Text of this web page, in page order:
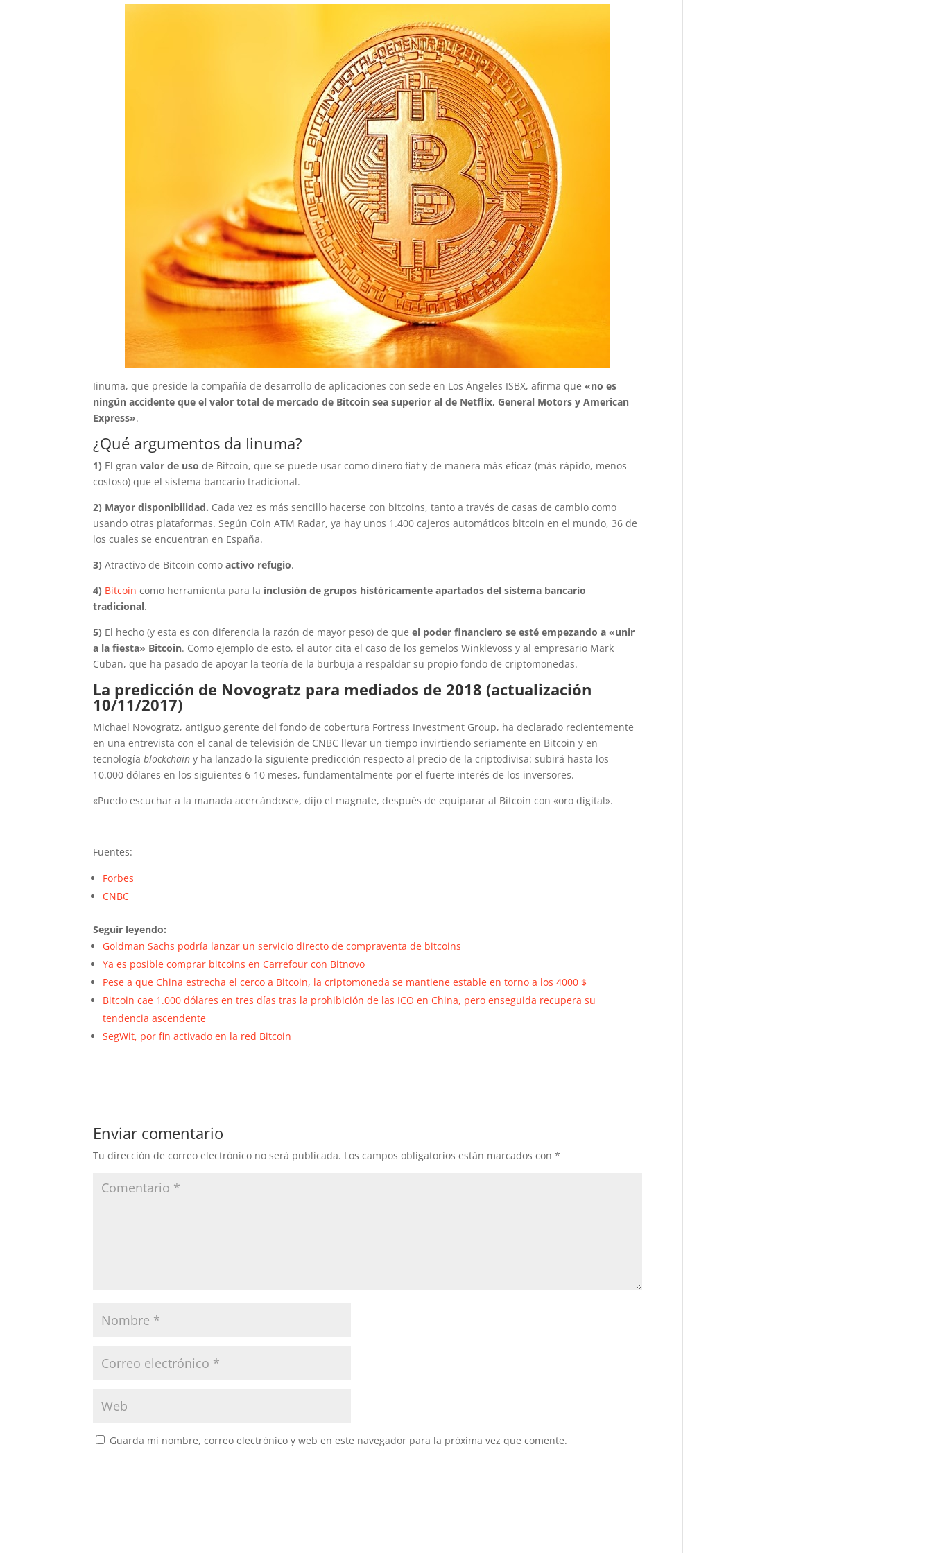
Iinuma, que preside la compañía de desarrollo de aplicaciones con sede en Los Ángeles ISBX, afirma que «no es
ningún accidente que el valor total de mercado de Bitcoin sea superior al de Netflix, General Motors y American
Express».
¿Qué argumentos da Iinuma?
1) El gran valor de uso de Bitcoin, que se puede usar como dinero fiat y de manera más eficaz (más rápido, menos
costoso) que el sistema bancario tradicional.
2) Mayor disponibilidad. Cada vez es más sencillo hacerse con bitcoins, tanto a través de casas de cambio como
usando otras plataformas. Según Coin ATM Radar, ya hay unos 1.400 cajeros automáticos bitcoin en el mundo, 36 de
los cuales se encuentran en España.
3) Atractivo de Bitcoin comoactivo refugio.
4) Bitcoin como herramienta para la inclusión de grupos históricamente apartados del sistema bancario
tradicional.
5) El hecho (y esta es con diferencia la razón de mayor peso) de queel poder financiero se esté empezando a «unir
a la fiesta» Bitcoin. Como ejemplo de esto, el autor cita el caso de los gemelos Winklevoss y al empresario Mark
Cuban, que ha pasado de apoyar la teoría de la burbuja a respaldar su propio fondo de criptomonedas.
La predicción de Novogratz para mediados de 2018 (actualización
10/11/2017)
Michael Novogratz, antiguo gerente del fondo de cobertura Fortress Investment Group, ha declarado recientemente
en una entrevista con el canal de televisión de CNBC llevar un tiempo invirtiendo seriamente en Bitcoin y en
tecnologíablockchain y ha lanzado la siguiente predicción respecto al precio de la criptodivisa: subirá hasta los
10.000 dólares en los siguientes 6-10 meses, fundamentalmente por el fuerte interés de los inversores.
«Puedo escuchar a la manada acercándose», dijo el magnate, después de equiparar al Bitcoin con «oro digital».
Fuentes:
Forbes
CNBC
Seguir leyendo:
Goldman Sachs podría lanzar un servicio directo de compraventa de bitcoins
Ya es posible comprar bitcoins en Carrefour con Bitnovo
Pese a que China estrecha el cerco a Bitcoin, la criptomoneda se mantiene estable en torno a los 4000 $
Bitcoin cae 1.000 dólares en tres días tras la prohibición de las ICO en China, pero enseguida recupera su
tendencia ascendente
SegWit, por fin activado en la red Bitcoin
Enviar comentario
Tu dirección de correo electrónico no será publicada. Los campos obligatorios están marcados con*
Guarda mi nombre, correo electrónico y web en este navegador para la próxima vez que comente.